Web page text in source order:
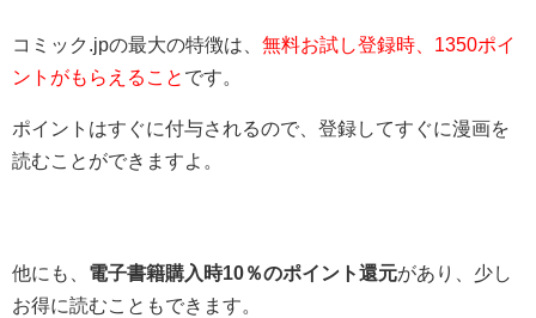
コミック.jpの最大の特徴は、 無料お試し登録時、1350ポイ
ントがもらえること です。
ポイントはすぐに付与されるので、登録してすぐに漫画を
読むことができますよ。
他にも、 電子書籍購入時10％のポイント還元があり、少し
お得に読むこともできます。